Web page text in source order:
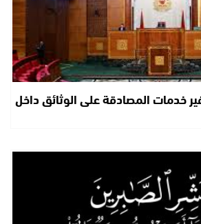
خدمات المصادقة على الوثائق داخل